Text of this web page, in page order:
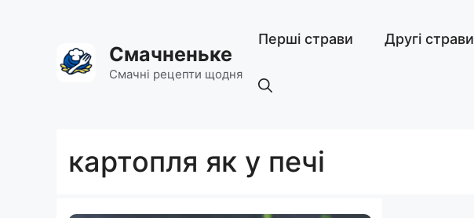
Смачненьке
Смачні рецепти щодня
Перші страви Другі страви
картопля як у печі